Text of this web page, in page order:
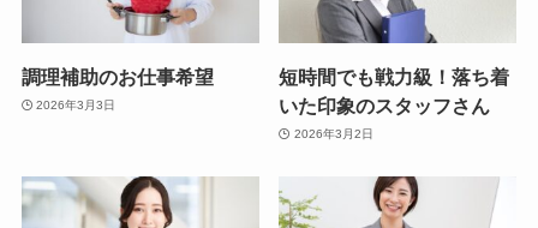
調理補助のお仕事希望
2026年3月3日
短時間でも戦力級！落ち着
いた印象のスタッフさん
2026年3月2日